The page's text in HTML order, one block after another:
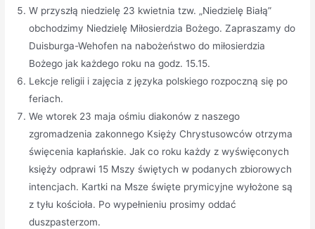
W przyszłą niedzielę 23 kwietnia tzw. „Niedzielę Białą”
obchodzimy Niedzielę Miłosierdzia Bożego. Zapraszamy do
Duisburga-Wehofen na nabożeństwo do miłosierdzia
Bożego jak każdego roku na godz. 15.15.
Lekcje religii i zajęcia z języka polskiego rozpoczną się po
feriach.
We wtorek 23 maja ośmiu diakonów z naszego
zgromadzenia zakonnego Księży Chrystusowców otrzyma
święcenia kapłańskie. Jak co roku każdy z wyświęconych
księży odprawi 15 Mszy świętych w podanych zbiorowych
intencjach. Kartki na Msze święte prymicyjne wyłożone są
z tyłu kościoła. Po wypełnieniu prosimy oddać
duszpasterzom.